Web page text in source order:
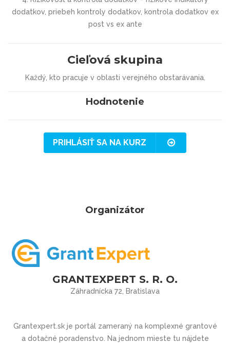
dodatkov, priebeh kontroly dodatkov, kontrola dodatkov ex
post vs ex ante
Cieľová skupina
Každý, kto pracuje v oblasti verejného obstarávania.
Hodnotenie
PRIHLÁSIŤ SA NA KURZ
Organizátor
GRANTEXPERT S. R. O.
Záhradnícka 72, Bratislava
Grantexpert.sk je portál zameraný na komplexné grantové
a dotačné poradenstvo. Na jednom mieste tu nájdete